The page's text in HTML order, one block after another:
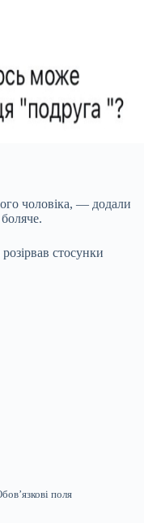
чоловіка, — додали
стосунки
поля